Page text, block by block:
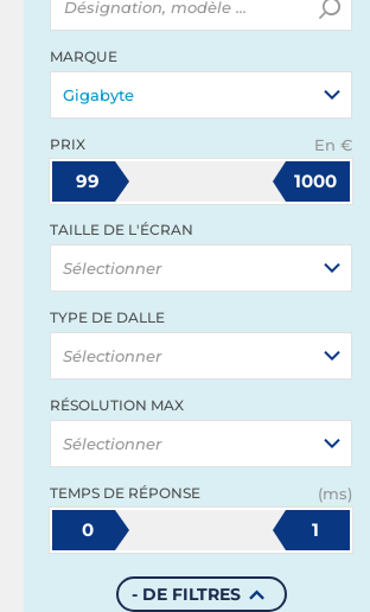
MARQUE
Gigabyte
PRIX En €
99 1000
TAILLE DE L'ÉCRAN
Sélectionner
TYPE DE DALLE
Sélectionner
RÉSOLUTION MAX
Sélectionner
TEMPS DE RÉPONSE (ms)
0 1
- DE FILTRES